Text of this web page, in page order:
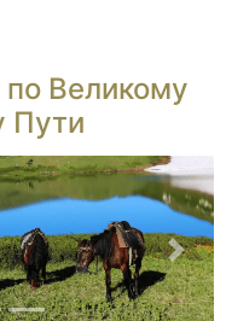
Великому
Пути